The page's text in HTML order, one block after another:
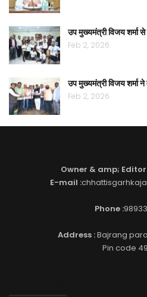
उप मुख्यमंत्री विजय शर्मा
Feb 2, 2026
उप मुख्यमंत्री विजय शर्मा
Feb 2, 2026
Owner & amp; Editor
E-mail :
Phone :
Address :Bajrang
Pin code